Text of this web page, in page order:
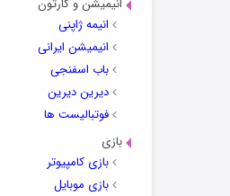
انیمیشن و کارتون
انیمه ژاپنی
انیمیشن ایرانی
باب اسفنجی
دیرین دیرین
فوتبالیست ها
بازی
بازی کامپیوتر
بازی موبایل